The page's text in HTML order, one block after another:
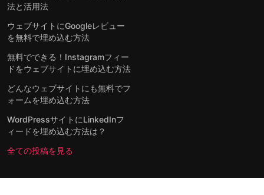
法と活用法
ウェブサイトにGoogleレビュー
を無料で埋め込む方法
無料でできる！Instagramフィー
ドをウェブサイトに埋め込む方法
どんなウェブサイトにも無料でフ
ォームを埋め込む方法
WordPressサイトにLinkedInフ
ィードを埋め込む方法は？
全ての投稿を見る